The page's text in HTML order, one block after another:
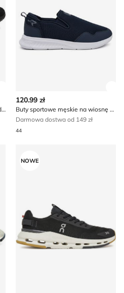
Buty sportowe męskie jesienne adidas
120.99 zł
Buty sportowe męskie na wiosnę Kangaroos
Darmowa dostwa od 149 zł
44
NOWE